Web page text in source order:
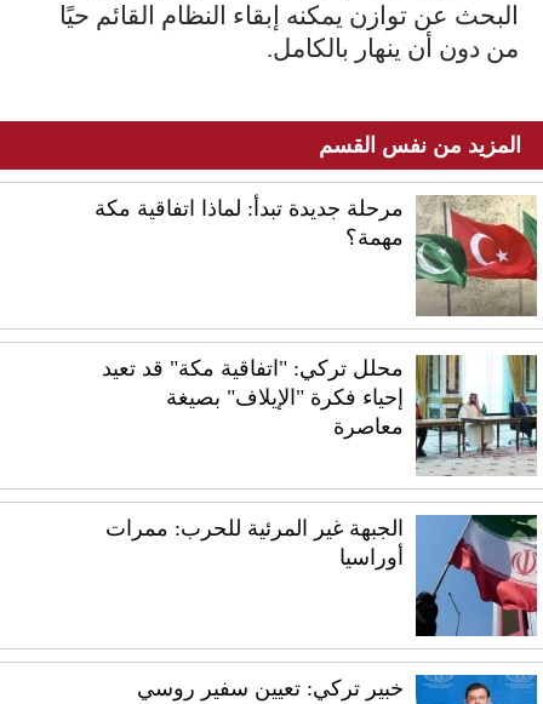
البحث عن توازن يمكنه إبقاء النظام القائم حيًا
من دون أن ينهار بالكامل.
المزيد من نفس القسم
مرحلة جديدة تبدأ: لماذا اتفاقية مكة
مهمة؟
محلل تركي: "اتفاقية مكة" قد تعيد
إحياء فكرة "الإيلاف" بصيغة
معاصرة
الجبهة غير المرئية للحرب: ممرات
أوراسيا
خبير تركي: تعيين سفير روسي